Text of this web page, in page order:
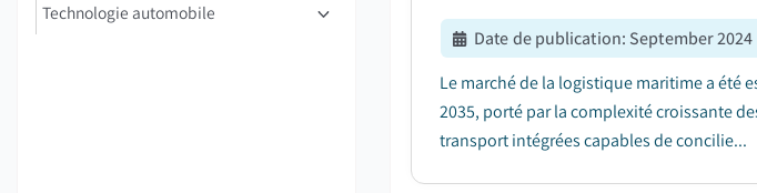
Technologie automobile
Date de publication: September 2024
Le marché de la logistique maritime a été
2035, porté par la complexité croissante
transport intégrées capables de concilie...